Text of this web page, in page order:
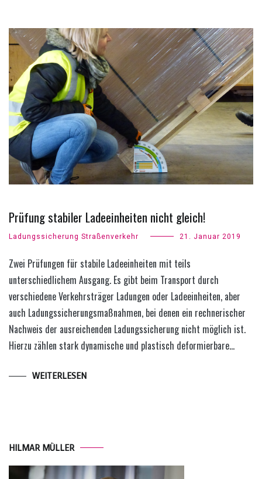
Prüfung stabiler Ladeeinheiten nicht gleich!
Ladungssicherung Straßenverkehr 21. Januar 2019
Zwei Prüfungen für stabile Ladeeinheiten mit teils
unterschiedlichem Ausgang. Es gibt beim Transport durch
verschiedene Verkehrsträger Ladungen oder Ladeeinheiten, aber
auch Ladungssicherungsmaßnahmen, bei denen ein rechnerischer
Nachweis der ausreichenden Ladungssicherung nicht möglich ist.
Hierzu zählen stark dynamische und plastisch deformierbare…
WEITERLESEN
HILMAR MÜLLER